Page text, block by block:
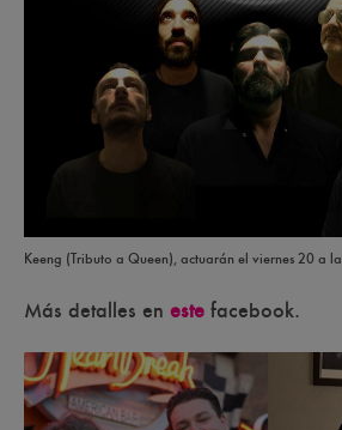
Keeng (Tributo a Queen), actuarán el viernes 20 a
Más detalles en este facebook.